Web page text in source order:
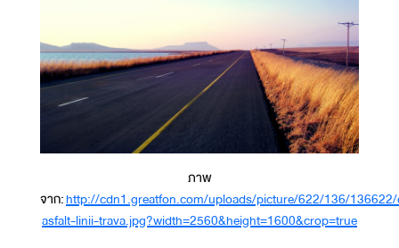
ภาพ
จาก:http://cdn1.greatfon.com/uploads/picture/622/136/
asfalt-linii-trava.jpg?width=2560&height=1600&crop=true